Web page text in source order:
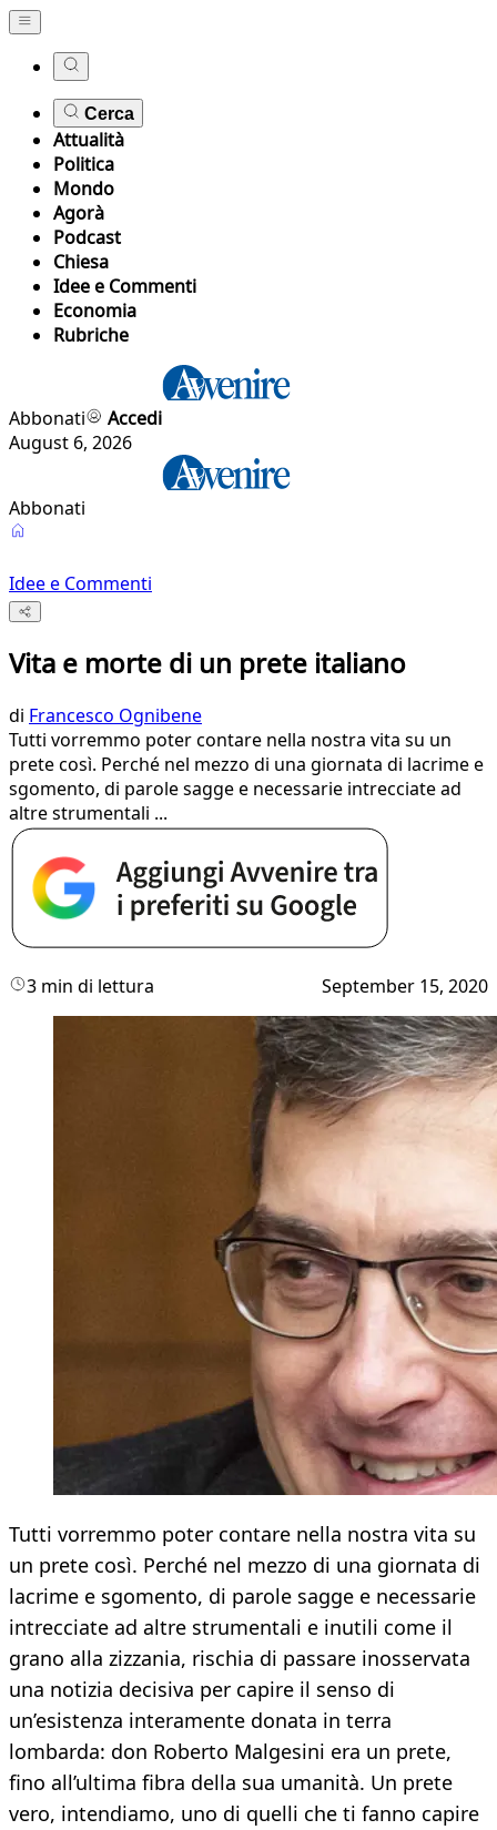
Cerca
Attualità
Politica
Mondo
Agorà
Podcast
Chiesa
Idee e Commenti
Economia
Rubriche
Abbonati
Accedi
August 6, 2026
Abbonati
Idee e Commenti
Vita e morte di un prete italiano
di Francesco Ognibene
Tutti vorremmo poter contare nella nostra vita su un
prete così. Perché nel mezzo di una giornata di lacrime e
sgomento, di parole sagge e necessarie intrecciate ad
altre strumentali ...
3 min di lettura September 15, 2020
Tutti vorremmo poter contare nella nostra vita su
un prete così. Perché nel mezzo di una giornata di
lacrime e sgomento, di parole sagge e necessarie
intrecciate ad altre strumentali e inutili come il
grano alla zizzania, rischia di passare inosservata
una notizia decisiva per capire il senso di
un’esistenza interamente donata in terra
lombarda: don Roberto Malgesini era un prete,
fino all’ultima fibra della sua umanità. Un prete
vero, intendiamo, uno di quelli che ti fanno capire